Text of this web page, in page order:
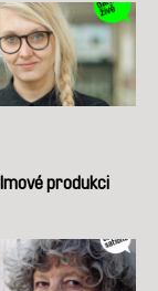
produkci